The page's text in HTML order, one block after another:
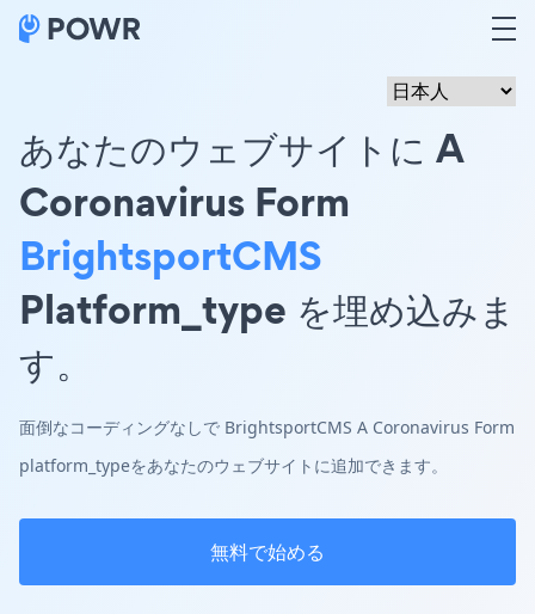
あなたのウェブサイトに A
Coronavirus Form
BrightsportCMS
Platform_type を埋め込みま
す。
面倒なコーディングなしで BrightsportCMS A Coronavirus Form
platform_typeをあなたのウェブサイトに追加できます。
無料で始める